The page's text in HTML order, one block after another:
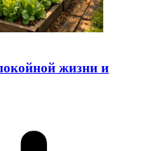
жизни и